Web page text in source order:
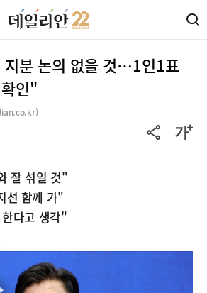
지분 논의 없을 것…1인1표
인"
잘 섞일 것"
선 함께 가"
다고 생각"